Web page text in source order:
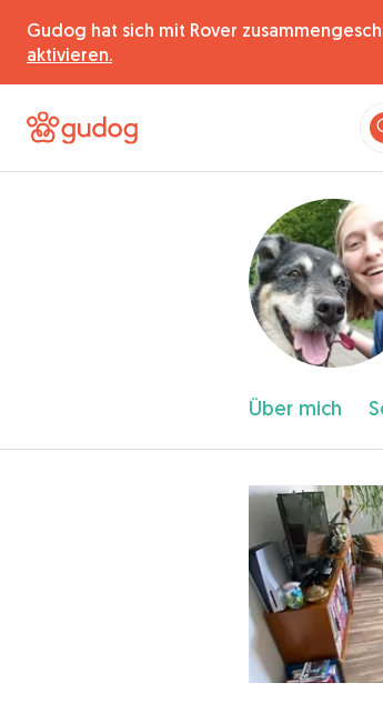
Gudog hat sich mit Rover
aktivieren.
Über mich